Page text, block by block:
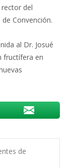
del
Convención.
al Dr. Josué
fructífera en
de